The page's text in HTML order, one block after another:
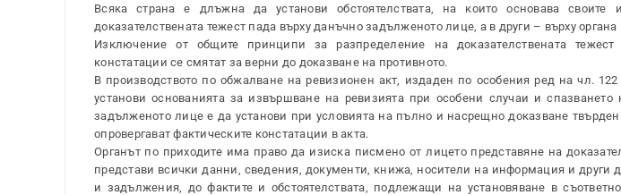
Всяка страна е длъжна да установи обстоятелствата, на които основава
доказателствената тежест пада върху данъчно задълженото лице, а в други – върху органа
Изключение от общите принципи за разпределение на доказателствената тежест
констатации се смятат за верни до доказване на противното.
В производството по обжалване на ревизионен акт, издаден по особения ред на чл.
установи основанията за извършване на ревизията при особени случаи и
задълженото лице е да установи при условията на пълно и насрещно доказване
опровергават фактическите констатации в акта.
Органът по приходите има право да изиска писмено от лицето представяне на
представи всички данни, сведения, документи, книжа, носители на информация и други
и задължения, до фактите и обстоятелствата, подлежащи на установяване в